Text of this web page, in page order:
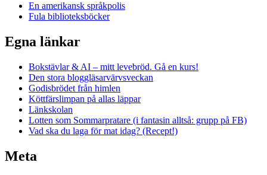
En amerikansk språkpolis
Fula biblioteksböcker
Egna länkar
Bokstävlar & AI – mitt levebröd. Gå en kurs!
Den stora bloggläsarvärvsveckan
Godisbrödet från himlen
Köttfärslimpan på allas läppar
Länkskolan
Lotten som Sommarpratare (i fantasin alltså: grupp på FB)
Vad ska du laga för mat idag? (Recept!)
Meta